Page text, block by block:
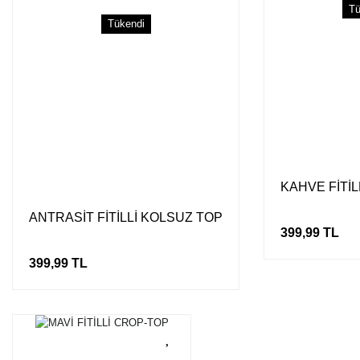
Tükendi
ANTRASİT FİTİLLİ KOLSUZ TOP
399,99 TL
KAHVE
399,99 TL